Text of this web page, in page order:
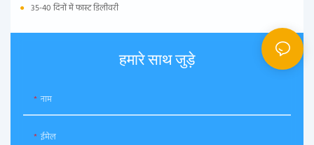
● 35-40 दिनों में फास्ट डिलीवरी
हमारे साथ जुड़े
नाम
ईमेल